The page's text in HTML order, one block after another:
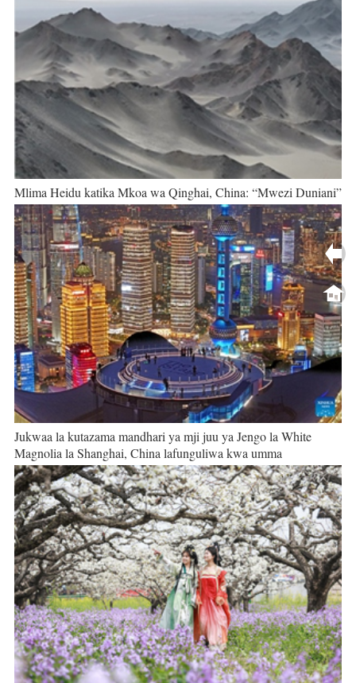
Mlima Heidu katika Mkoa wa Qinghai, China: “Mwezi Duniani”
Jukwaa la kutazama mandhari ya mji juu ya Jengo la White
Magnolia la Shanghai, China lafunguliwa kwa umma